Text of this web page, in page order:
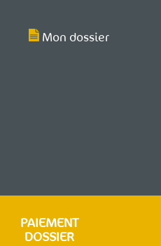
Mon dossier
PAIEMENT
DOSSIER